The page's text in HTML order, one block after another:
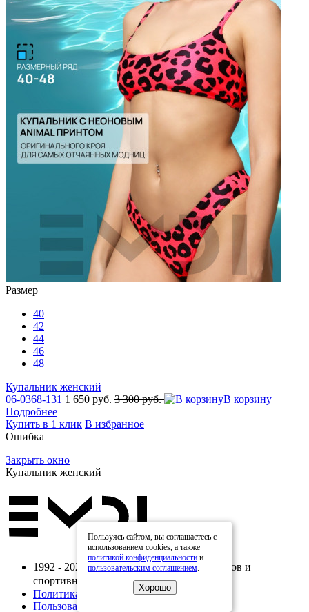
Размер
40
42
44
46
48
Купальник женский
06-0368-131 1 650 руб. 3 300 руб.
В корзину
Подробнее
Купить в 1 клик В избранное
Ошибка
Закрыть окно
Купальник женский
1992 - 2026. Интернет-магазин купальников и
спортивной одежды Emdi
Политика конфиденциальности
Пользовательское соглашение
Пользуясь сайтом, вы соглашаетесь с
использованием cookies, а также
политикой конфиденциальности и
пользовательским соглашением.
Хорошо